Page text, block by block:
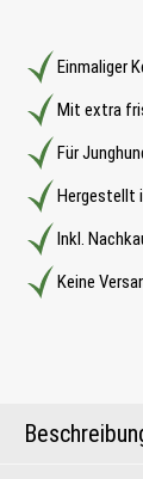
Einmaliger
Mit extra
Für
Hergestellt
Inkl.
Keine